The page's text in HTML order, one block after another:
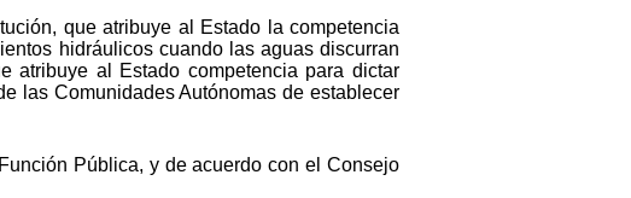
que atribuye al Estado la competencia
hidráulicos cuando las aguas discurran
atribuye al Estado competencia para dictar
las Comunidades Autónomas de establecer
Pública, y de acuerdo con el Consejo